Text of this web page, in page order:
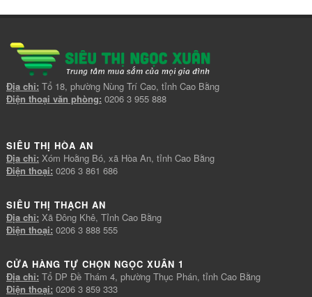
Địa chỉ: Tổ 18, phường Nùng Trí Cao, tỉnh Cao Bằng
Điện thoại văn phòng: 0206 3 955 888
SIÊU THỊ HÒA AN
Địa chỉ: Xóm Hoằng Bó, xã Hòa An, tỉnh Cao Bằng
Điện thoại: 0206 3 861 686
SIÊU THỊ THẠCH AN
Địa chỉ: Xã Đông Khê, Tỉnh Cao Bằng
Điện thoại: 0206 3 888 555
CỬA HÀNG TỰ CHỌN NGỌC XUÂN 1
Địa chỉ: Tổ DP Đề Thám 4, phường Thục Phán, tỉnh Cao Bằng
Điện thoại: 0206 3 859 333